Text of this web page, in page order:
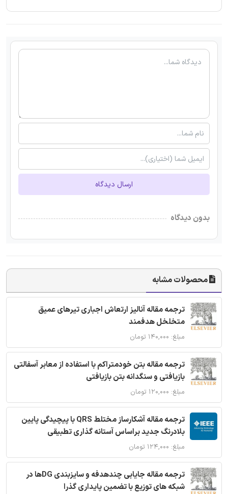
ارسال دیدگاه
بدون دیدگاه
محصولات مشابه
ترجمه مقاله آنالیز ارتعاش اجباری تیرهای عمیق
متخلخل هدفمند
مبلغ: ۱۴۰,۰۰۰ تومان
ترجمه مقاله بتن خودمتراکم با استفاده از معابر آسفالتی
بازیافتی و سنگدانه بتن بازیافتی
مبلغ: ۱۲۰,۰۰۰ تومان
ترجمه مقاله آشکارساز مختلط QRS با پیچیدگی پایین
بلادرنگ جدید براساس آستانه گذاری تطبیقی
مبلغ: ۱۲۴,۰۰۰ تومان
ترجمه مقاله جایابی چندهدفه و سایزبندی DGها در
شبکه های توزیع با تضمین پایداری گذرا